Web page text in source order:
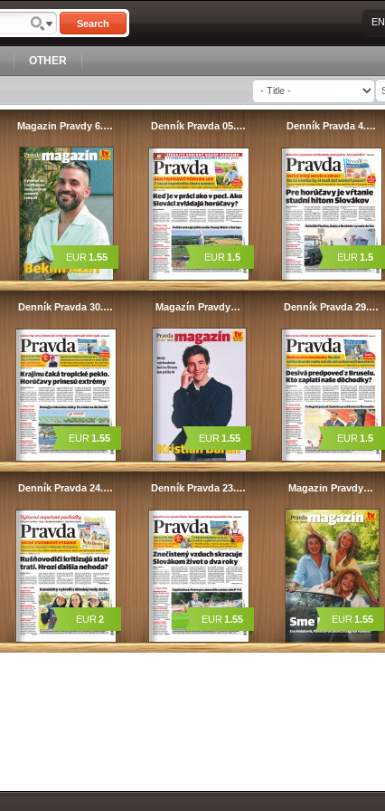
Search EN
OTHER
Magazin Pravdy 6.…
EUR 1.55
Denník Pravda 05.…
EUR 1.5
Denník Pravda 4.…
EUR 1.5
Denník Pravda 30.…
EUR 1.55
Magazín Pravdy…
EUR 1.55
Denník Pravda 29.…
EUR 1.5
Denník Pravda 24.…
EUR 2
Denník Pravda 23.…
EUR 1.55
Magazin Pravdy…
EUR 1.55